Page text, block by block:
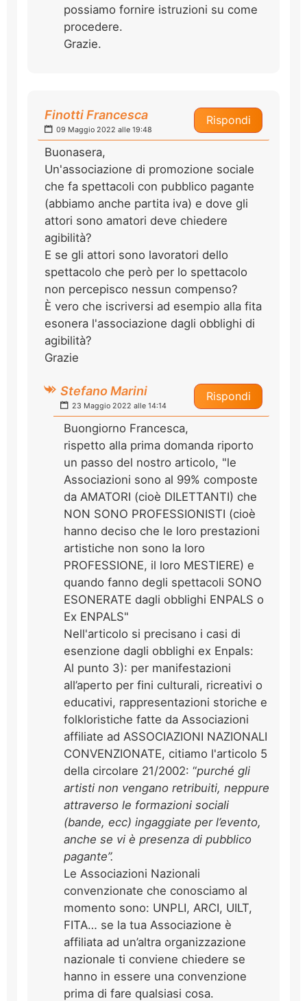
possiamo fornire istruzioni su come
procedere.
Grazie.
Rispondi
Finotti Francesca
09 Maggio 2022 alle 19:48
Buonasera,
Un'associazione di promozione sociale
che fa spettacoli con pubblico pagante
(abbiamo anche partita iva) e dove gli
attori sono amatori deve chiedere
agibilità?
E se gli attori sono lavoratori dello
spettacolo che però per lo spettacolo
non percepisco nessun compenso?
È vero che iscriversi ad esempio alla fita
esonera l'associazione dagli obblighi di
agibilità?
Grazie
Rispondi
Stefano Marini
23 Maggio 2022 alle 14:14
Buongiorno Francesca,
rispetto alla prima domanda riporto
un passo del nostro articolo, "le
Associazioni sono al 99% composte
da AMATORI (cioè DILETTANTI) che
NON SONO PROFESSIONISTI (cioè
hanno deciso che le loro prestazioni
artistiche non sono la loro
PROFESSIONE, il loro MESTIERE) e
quando fanno degli spettacoli SONO
ESONERATE dagli obblighi ENPALS o
Ex ENPALS"
Nell'articolo si precisano i casi di
esenzione dagli obblighi ex Enpals:
Al punto 3): per manifestazioni
all’aperto per fini culturali, ricreativi o
educativi, rappresentazioni storiche e
folkloristiche fatte da Associazioni
affiliate ad ASSOCIAZIONI NAZIONALI
CONVENZIONATE, citiamo l'articolo 5
della circolare 21/2002: “purché gli
artisti non vengano retribuiti, neppure
attraverso le formazioni sociali
(bande, ecc) ingaggiate per l’evento,
anche se vi è presenza di pubblico
pagante”.
Le Associazioni Nazionali
convenzionate che conosciamo al
momento sono: UNPLI, ARCI, UILT,
FITA… se la tua Associazione è
affiliata ad un’altra organizzazione
nazionale ti conviene chiedere se
hanno in essere una convenzione
prima di fare qualsiasi cosa.